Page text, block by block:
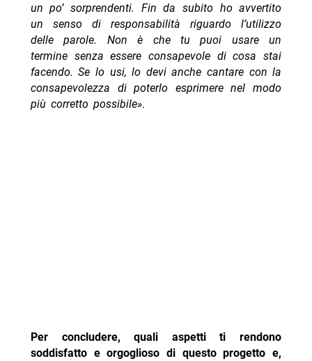
un po’ sorprendenti. Fin da subito ho avvertito
un senso di responsabilità riguardo l’utilizzo
delle parole. Non è che tu puoi usare un
termine senza essere consapevole di cosa stai
facendo. Se lo usi, lo devi anche cantare con la
consapevolezza di poterlo esprimere nel modo
più corretto possibile».
Per concludere, quali aspetti ti rendono
soddisfatto e orgoglioso di questo progetto e,